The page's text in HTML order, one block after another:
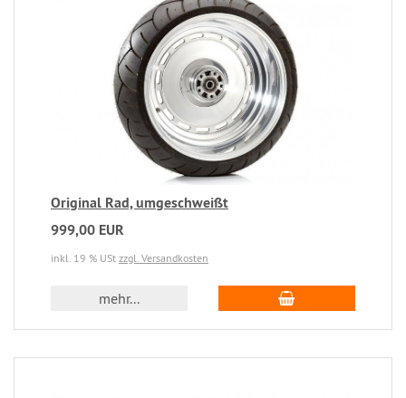
Original Rad, umgeschweißt
999,00 EUR
inkl. 19 % USt zzgl. Versandkosten
mehr...